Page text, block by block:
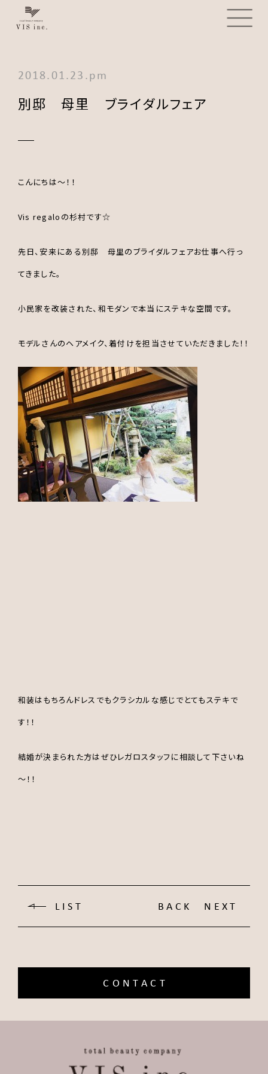
2018.01.23.pm
別邸 母里 ブライダルフェア
こんにちは～！！
Vis regaloの杉村です☆
先日、安来にある別邸 母里のブライダルフェアお仕事へ行っ
てきました。
小民家を改装された、和モダンで本当にステキな空間です。
モデルさんのヘアメイク、着付けを担当させていただきました！！
和装はもちろんドレスでもクラシカルな感じでとてもステキで
す！！
結婚が決まられた方はぜひレガロスタッフに相談して下さいね
～！！
LIST BACK NEXT
CONTACT